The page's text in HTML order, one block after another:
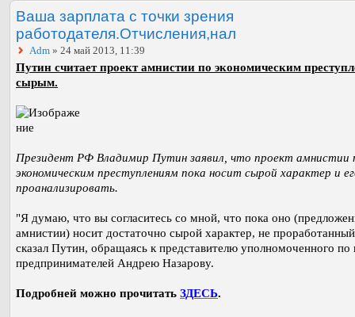
Ваша зарплата с точки зрения
работодателя.Отчисления,нал
Adm » 24 май 2013, 11:39
Путин считает проект амнистии по экономическим
сырым.
Президент РФ Владимир Путин заявил, что проект амнистии
экономическим преступлениям пока носит сырой характер и
проанализировать.
"Я думаю, что вы согласитесь со мной, что пока оно
амнистии) носит достаточно сырой характер, не
сказал Путин, обращаясь к представителю уполномоченного по
предпринимателей Андрею Назарову.
Подробней можно прочитать ЗДЕСЬ.